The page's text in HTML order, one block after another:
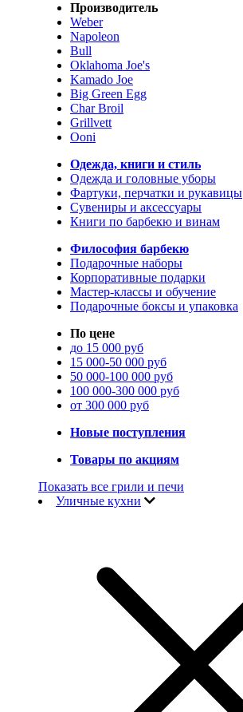
Производитель
Weber
Napoleon
Bull
Oklahoma Joe's
Kamado Joe
Big Green Egg
Char Broil
Grillvett
Ooni
Одежда, книги и стиль
Одежда и головные уборы
Фартуки, перчатки и рукавицы
Сувениры и аксессуары
Книги по барбекю и винам
Философия барбекю
Подарочные наборы
Корпоративные подарки
Мастер-классы и обучение
Подарочные боксы и упаковка
По цене
до 15 000 руб
15 000-50 000 руб
50 000-100 000 руб
100 000-300 000 руб
от 300 000 руб
Новые поступления
Товары по акциям
Показать все грили и печи
Уличные кухни